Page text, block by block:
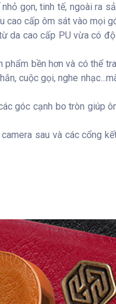
gọn, tinh tế, ngoài ra
cấp ôm sát vào mọi
da cao cấp PU vừa có
bền hơn và có thể
cuộc gọi, nghe
góc cạnh bo tròn giúp
sau và các cổng